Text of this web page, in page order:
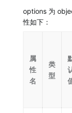
options 为
性如下：
属
性
名
类
型